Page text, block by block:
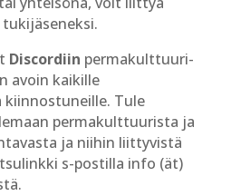
Discordiin permakulttuuri-
avoin kaikille
Tule
permakulttuurista ja
ja niihin liittyvistä
s-postilla info (ät)